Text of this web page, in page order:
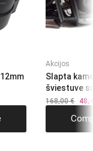
Akcijos
Slapta
šviestuve
168,00€
was: